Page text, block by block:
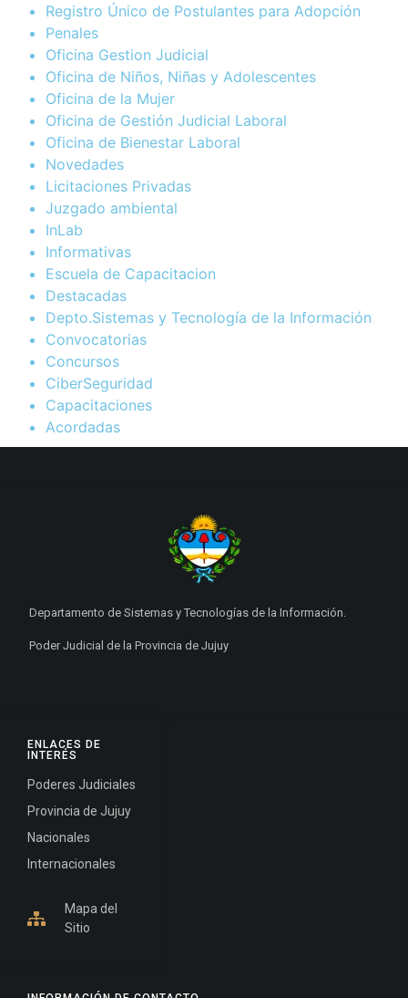
Registro Único de Postulantes para Adopción
Penales
Oficina Gestion Judicial
Oficina de Niños, Niñas y Adolescentes
Oficina de la Mujer
Oficina de Gestión Judicial Laboral
Oficina de Bienestar Laboral
Novedades
Licitaciones Privadas
Juzgado ambiental
InLab
Informativas
Escuela de Capacitacion
Destacadas
Depto.Sistemas y Tecnología de la Información
Convocatorias
Concursos
CiberSeguridad
Capacitaciones
Acordadas
ENLACES DE
INTERÉS
Poderes Judiciales
Provincia de Jujuy
Nacionales
Internacionales
Mapa del
Sitio
Departamento de Sistemas y Tecnologías de la Información.
Poder Judicial de la Provincia de Jujuy